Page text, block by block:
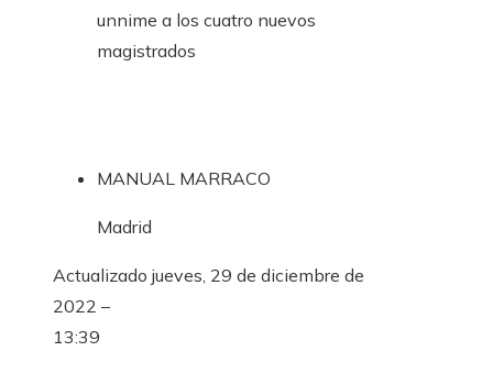
MANUAL MARRACO
Madrid
Actualizado jueves, 29 de diciembre de
2022 –
13:39